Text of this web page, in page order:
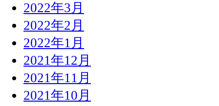
2022年3月
2022年2月
2022年1月
2021年12月
2021年11月
2021年10月